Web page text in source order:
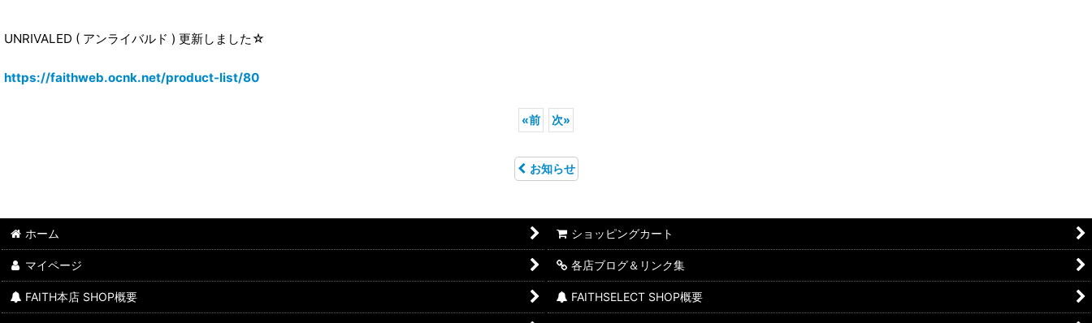
UNRIVALED ( アンライバルド ) 更新しました☆
https://faithweb.ocnk.net/product-list/80
«前 次»
お知らせ
ホーム ショッピングカート
マイページ 各店ブログ＆リンク集
FAITH本店 SHOP概要 FAITHSELECT SHOP概要